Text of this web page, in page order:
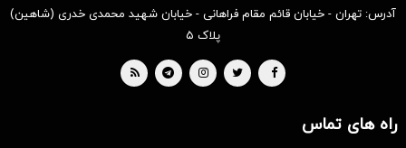
آدرس: تهران - خیابان قائم مقام فراهانی - خیابان شهید محمدی خدری (شاهین)
پلاک ۵
راه های تماس